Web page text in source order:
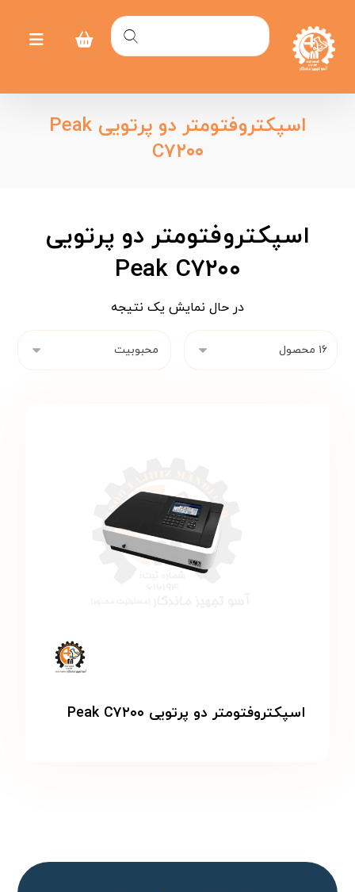
اسپکتروفتومتر دو پرتویی Peak
C۷۲۰۰
اسپکتروفتومتر دو پرتویی
Peak C۷۲۰۰
در حال نمایش یک نتیجه
اسپکتروفتومتر دو پرتویی Peak C۷۲۰۰